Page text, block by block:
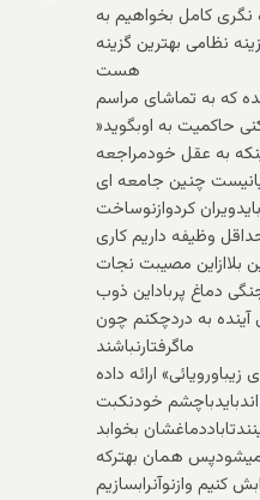
نگری کامل بخواهیم به
نظامی بهترین گزینه
هست
که به تماشای مراسم
حاکمیت به اوبگوید«
به عقل خودمراجعه
چنین جامعه ای
کردوازنوساخت
وظیفه داریم کاری
بلاازاین مصیبت نجات
دماغ پرباداین ذوب
به دردچکنم چون
ماگرفتارنباشند
ارائه داده
اندبایدباچشم خودنکبت
بخوابد
همان بهترکه
کنیم وازنوآنرابسازیم